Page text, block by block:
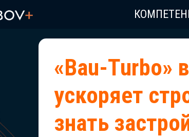
«Bau-Turbo»
ускоряет
знать